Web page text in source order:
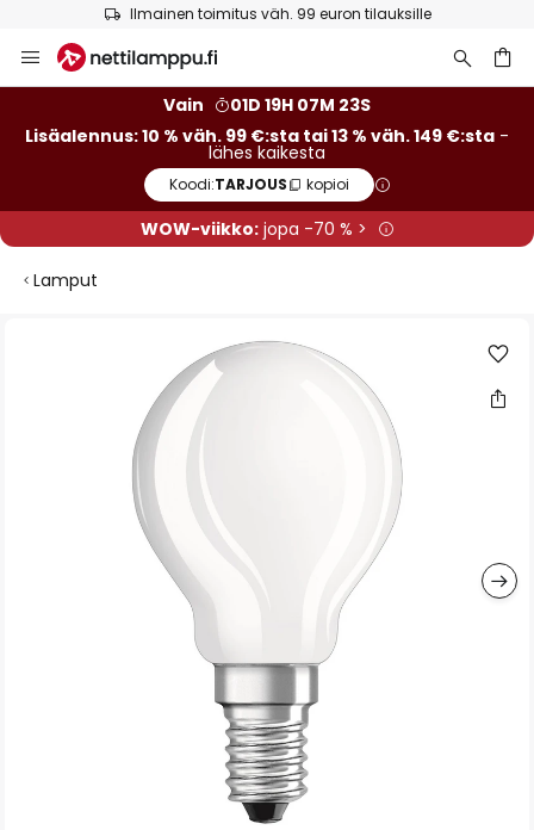
Ilmainen toimitus väh. 99 euron tilauksille
to
Vain
01D 19H 07M 22S
Lisäalennus: 10 % väh. 99 €:sta tai 13 % väh. 149 €:sta -
lähes kaikesta
Koodi:TARJOUS kopioi
WOW-viikko:jopa -70 % >
Lamput